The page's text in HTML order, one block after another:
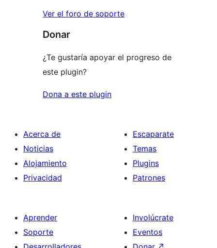
Ver el foro de soporte
Donar
¿Te gustaría apoyar el progreso de
este plugin?
Dona a este plugin
Acerca de
Noticias
Alojamiento
Privacidad
Escaparate
Temas
Plugins
Patrones
Aprender
Soporte
Involúcrate
Eventos